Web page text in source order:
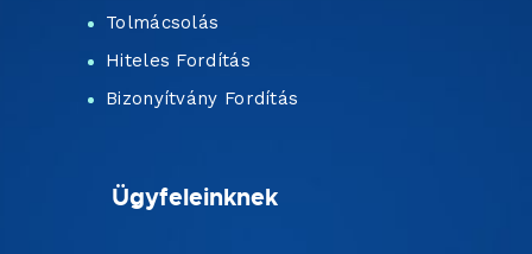
Tolmácsolás
Hiteles Fordítás
Bizonyítvány Fordítás
Ügyfeleinknek